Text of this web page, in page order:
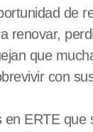
de
renovar,
que
con
ERTE